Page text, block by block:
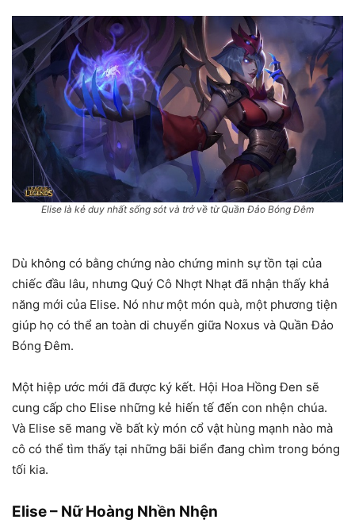
Elise là kẻ duy nhất sống sót và trở về từ Quần Đảo Bóng Đêm
Dù không có bằng chứng nào chứng minh sự tồn tại của
chiếc đầu lâu, nhưng Quý Cô Nhợt Nhạt đã nhận thấy khả
năng mới của Elise. Nó như một món quà, một phương tiện
giúp họ có thể an toàn di chuyển giữa Noxus và Quần Đảo
Bóng Đêm.
Một hiệp ước mới đã được ký kết. Hội Hoa Hồng Đen sẽ
cung cấp cho Elise những kẻ hiến tế đến con nhện chúa.
Và Elise sẽ mang về bất kỳ món cổ vật hùng mạnh nào mà
cô có thể tìm thấy tại những bãi biển đang chìm trong bóng
tối kia.
Elise – Nữ Hoàng Nhền Nhện